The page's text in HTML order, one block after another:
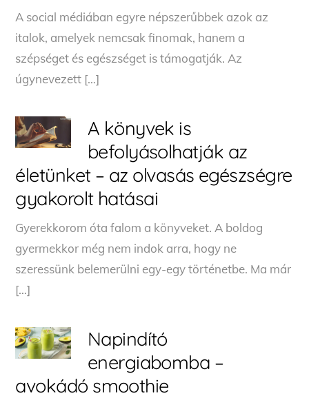
A social médiában egyre népszerűbbek azok az
italok, amelyek nemcsak finomak, hanem a
szépséget és egészséget is támogatják. Az
úgynevezett […]
A könyvek is
befolyásolhatják az
életünket – az olvasás egészségre
gyakorolt hatásai
Gyerekkorom óta falom a könyveket. A boldog
gyermekkor még nem indok arra, hogy ne
szeressünk belemerülni egy-egy történetbe. Ma már
[…]
Napindító
energiabomba –
avokádó smoothie